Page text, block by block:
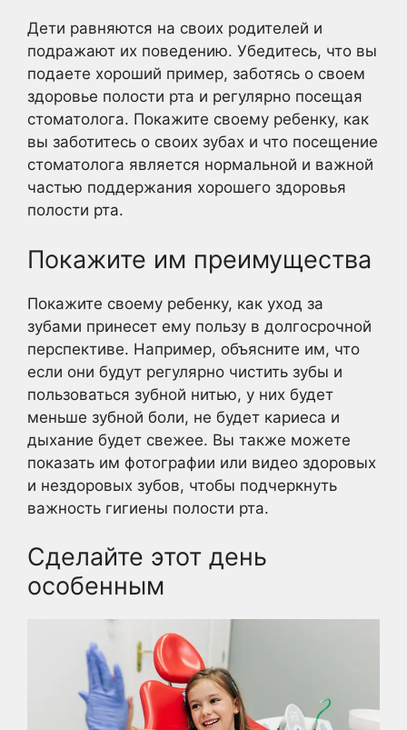
Дети равняются на своих родителей и
подражают их поведению. Убедитесь, что вы
подаете хороший пример, заботясь о своем
здоровье полости рта и регулярно посещая
стоматолога. Покажите своему ребенку, как
вы заботитесь о своих зубах и что посещение
стоматолога является нормальной и важной
частью поддержания хорошего здоровья
полости рта.
Покажите им преимущества
Покажите своему ребенку, как уход за
зубами принесет ему пользу в долгосрочной
перспективе. Например, объясните им, что
если они будут регулярно чистить зубы и
пользоваться зубной нитью, у них будет
меньше зубной боли, не будет кариеса и
дыхание будет свежее. Вы также можете
показать им фотографии или видео здоровых
и нездоровых зубов, чтобы подчеркнуть
важность гигиены полости рта.
Сделайте этот день
особенным